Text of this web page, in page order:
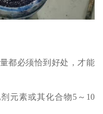
都必须恰到好处，才能
元素或其化合物5～10